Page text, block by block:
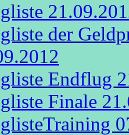
der
Endflug
Finale